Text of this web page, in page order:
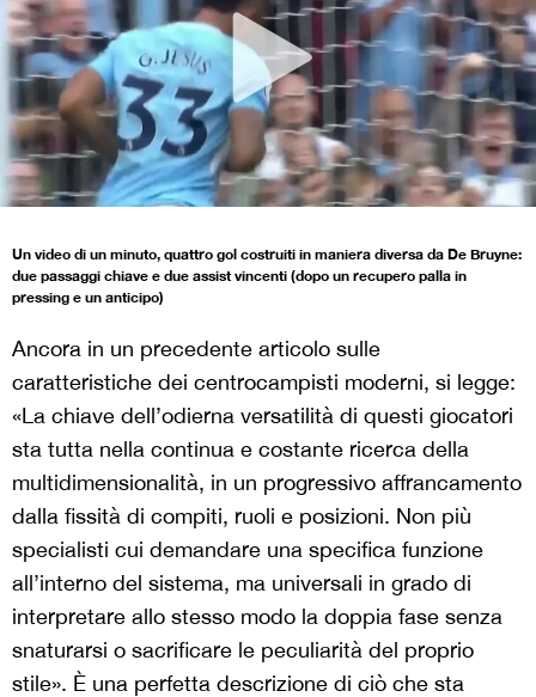
Un video di un minuto, quattro gol costruiti in maniera diversa da De Bruyne:
due passaggi chiave e due assist vincenti (dopo un recupero palla in
pressing e un anticipo)
Ancora in un precedente articolo sulle
caratteristiche dei centrocampisti moderni, si legge:
«La chiave dell’odierna versatilità di questi giocatori
sta tutta nella continua e costante ricerca della
multidimensionalità, in un progressivo affrancamento
dalla fissità di compiti, ruoli e posizioni. Non più
specialisti cui demandare una specifica funzione
all’interno del sistema, ma universali in grado di
interpretare allo stesso modo la doppia fase senza
snaturarsi o sacrificare le peculiarità del proprio
stile». È una perfetta descrizione di ciò che sta